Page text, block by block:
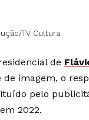
TV Cultura
de
imagem, o
pelo
2022.